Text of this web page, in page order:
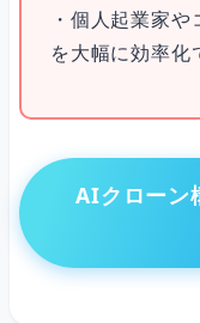
・個人起業家
を大幅に効率化
AIクローン